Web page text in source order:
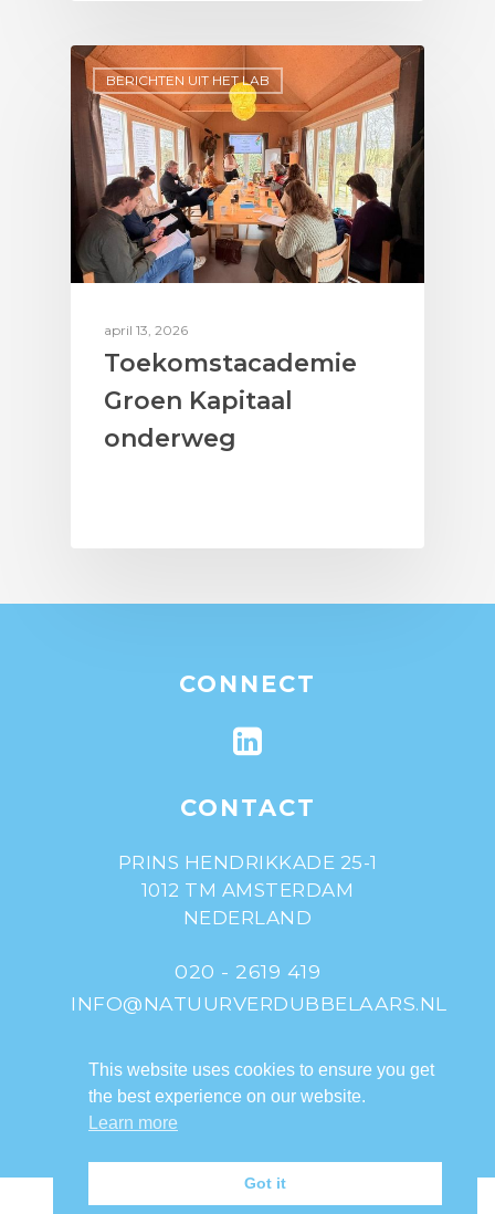
BERICHTEN UIT HET LAB
april 13, 2026
Toekomstacademie
Groen Kapitaal
onderweg
CONNECT
CONTACT
PRINS HENDRIKKADE 25-1
1012 TM AMSTERDAM
NEDERLAND
020 - 2619 419
INFO@NATUURVERDUBBELAARS.NL
© 2013-2020 De
Natuurverdubbelaars
Nederlands English(Engels)
This website uses cookies to ensure you get
the best experience on our website.
Learn more
Got it